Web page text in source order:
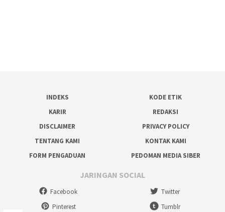
INDEKS
KODE ETIK
KARIR
REDAKSI
DISCLAIMER
PRIVACY POLICY
TENTANG KAMI
KONTAK KAMI
FORM PENGADUAN
PEDOMAN MEDIA SIBER
JARINGAN SOCIAL
Facebook
Twitter
Pinterest
Tumblr